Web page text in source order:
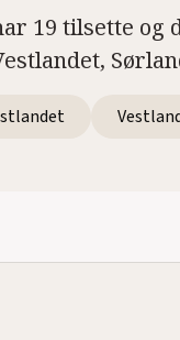
19 tilsette og